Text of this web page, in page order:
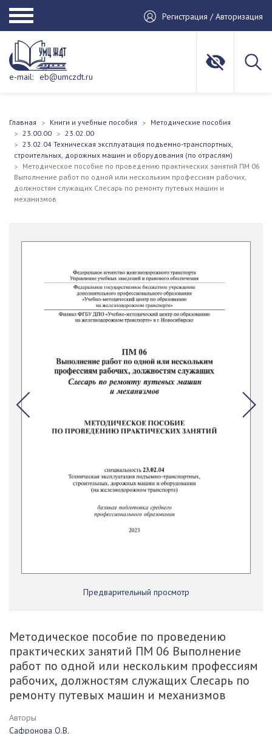
Регистрация / Авторизация
e-mail: eb@umczdt.ru
Главная Книги и учебные пособия
Методические пособия
23.00.00
23.02.00
23.02.04 Техническая эксплуатация подъемно-транспортных,
строительных, дорожных машин и оборудования (по отраслям)
Методическое пособие по проведению практических занятий ПM 06
Выполнение работ по одной или нескольким профессиям рабочих,
должностям служащих Слесарь по ремонту путевых машин и
механизмов
Предварительный просмотр
Методическое пособие по проведению
практических занятий ПM 06 Выполнение
работ по одной или нескольким профессиям
рабочих, должностям служащих Слесарь по
ремонту путевых машин и механизмов
Авторы
Сафронова О.В.